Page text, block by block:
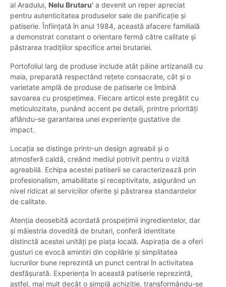
al Aradului, Nelu Brutaru’ a devenit un reper apreciat
pentru autenticitatea produselor sale de panificație și
patiserie. Înființată în anul 1984, această afacere familială
a demonstrat constant o orientare fermă către calitate și
păstrarea tradițiilor specifice artei brutariei.
Portofoliul larg de produse include atât pâine artizanală cu
maia, preparată respectând rețete consacrate, cât și o
varietate amplă de produse de patiserie ce îmbină
savoarea cu prospețimea. Fiecare articol este pregătit cu
meticulozitate, punând accent pe detalii, printre priorități
aflându-se garantarea unei experiențe gustative de
impact.
Locația se distinge printr-un design agreabil și o
atmosferă caldă, creând mediul potrivit pentru o vizită
agreabilă. Echipa acestei patiserii se caracterizează prin
profesionalism, amabilitate și receptivitate, asigurând un
nivel ridicat al serviciilor oferite și păstrarea standardelor
de calitate.
Atenția deosebită acordată prospețimii ingredientelor, dar
și măiestria dovedită de brutari, conferă identitate
distinctă acestei unități pe piața locală. Aspirația de a oferi
gusturi ce evocă amintiri din copilărie și simplitatea
lucrurilor bune reprezintă un punct central în activitatea
desfășurată. Experiența în această patiserie reprezintă,
astfel, mai mult decât o simplă achiziție, transformându-se